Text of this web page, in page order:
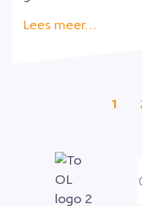
Lees meer…
1